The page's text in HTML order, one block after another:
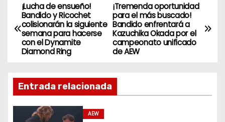
N
a
v
e
g
¡Tremenda oportunidad
para el más buscado!
Bandido enfrentará a
Kazuchika Okada por el
campeonato unificado
de AEW
¡Lucha de ensueño!
Bandido y Ricochet
colisionarán la siguiente
semana para hacerse
con el Dynamite
Diamond Ring
Entrada relacionada
AEW